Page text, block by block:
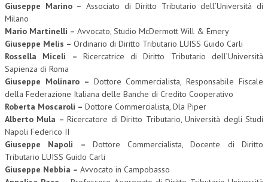
Giuseppe Marino – Associato di Diritto Tributario dell’Università di
Milano
Mario Martinelli – Avvocato, Studio McDermott Will & Emery
Giuseppe Melis – Ordinario di Diritto Tributario LUISS Guido Carli
Rossella Miceli – Ricercatrice di Diritto Tributario dell’Università
Sapienza di Roma
Giuseppe Molinaro – Dottore Commercialista, Responsabile Fiscale
della Federazione Italiana delle Banche di Credito Cooperativo
Roberta Moscaroli – Dottore Commercialista, Dla Piper
Alberto Mula –Ricercatore di Diritto Tributario, Università degli Studi
Napoli Federico II
Giuseppe Napoli – Dottore Commercialista, Docente di Diritto
Tributario LUISS Guido Carli
Giuseppe Nebbia – Avvocato in Campobasso